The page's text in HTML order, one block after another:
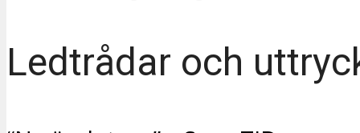
Ledtrådar och